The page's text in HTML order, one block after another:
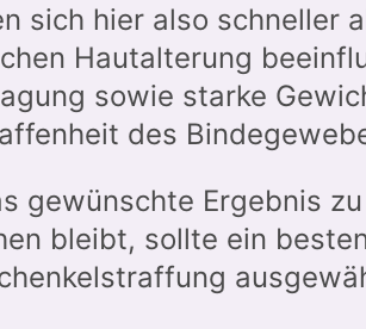
sich hier also schneller
Hautalterung
sowie starke
des
gewünschte Ergebnis
bleibt, sollte ein